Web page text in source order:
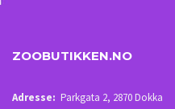
ZOOBUTIKKEN.NO
Adresse: Parkgata 2, 2870 Dokka